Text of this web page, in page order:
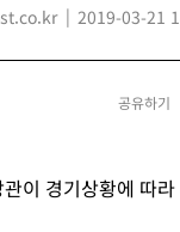
2019-03-21
공유하기
이 경기상황에 따